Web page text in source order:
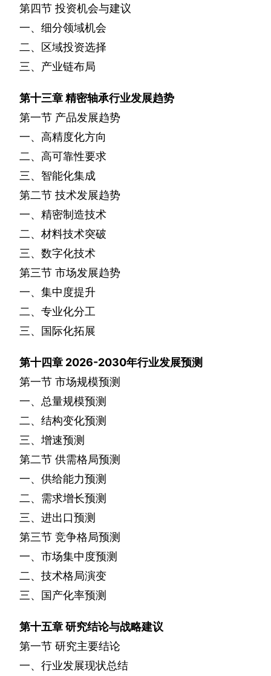
第四节 投资机会与建议
一、细分领域机会
二、区域投资选择
三、产业链布局
第十三章精密轴承行业发展趋势
第一节 产品发展趋势
一、高精度化方向
二、高可靠性要求
三、智能化集成
第二节 技术发展趋势
一、精密制造技术
二、材料技术突破
三、数字化技术
第三节 市场发展趋势
一、集中度提升
二、专业化分工
三、国际化拓展
第十四章 2026-2030年行业发展预测
第一节 市场规模预测
一、总量规模预测
二、结构变化预测
三、增速预测
第二节 供需格局预测
一、供给能力预测
二、需求增长预测
三、进出口预测
第三节 竞争格局预测
一、市场集中度预测
二、技术格局演变
三、国产化率预测
第十五章研究结论与战略建议
第一节 研究主要结论
一、行业发展现状总结